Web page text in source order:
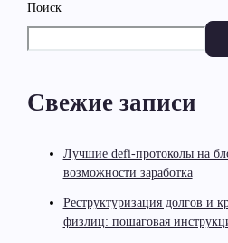
Поиск
Свежие записи
Лучшие defi-протоколы на
возможности заработка
Реструктуризация долгов и
физлиц: пошаговая